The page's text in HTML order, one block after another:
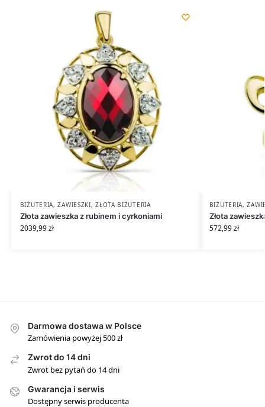
BIŻUTERIA,ZAWIESZKI,ZŁOTA BIŻUTERIA
Złota zawieszka z rubinem i cyrkoniami
2039,99zł
BIŻUTERIA,
Złota
572,99zł
Darmowa dostawa w Polsce
Zamówienia powyżej 500 zł
Zwrot do 14 dni
Zwrot bez pytań do 14 dni
Gwarancja i serwis
Dostępny serwis producenta